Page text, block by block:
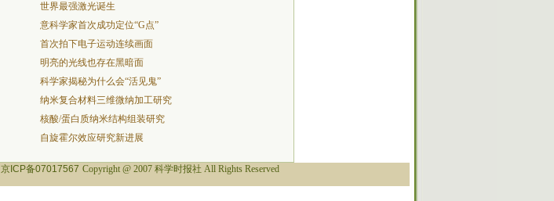
世界最强激光诞生
意科学家首次成功定位“G点”
首次拍下电子运动连续画面
明亮的光线也存在黑暗面
科学家揭秘为什么会“活见鬼”
纳米复合材料三维微纳加工研究
核酸/蛋白质纳米结构组装研究
自旋霍尔效应研究新进展
京ICP备07017567 Copyright @ 2007 科学时报社 All Rights Reserved